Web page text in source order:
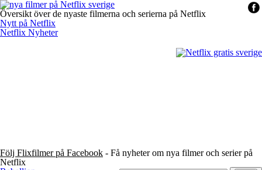
Översikt över de nyaste filmerna och serierna på Netflix
Nytt på Netflix
Netflix Nyheter
Följ Flixfilmer på Facebook - Få nyheter om nya filmer och serier på
Netflix